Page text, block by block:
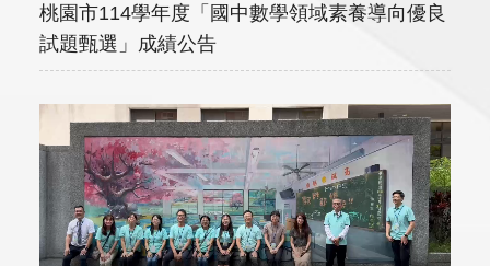
桃園市114學年度「國中數學領域素養導向優良
試題甄選」成績公告